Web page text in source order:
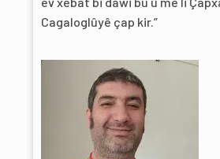
Cagaloglûyê çap kir.”